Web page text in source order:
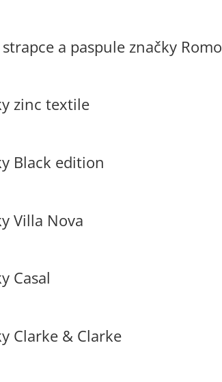
a paspule značky Romo
zinc textile
Black edition
Villa Nova
Casal
Clarke & Clarke